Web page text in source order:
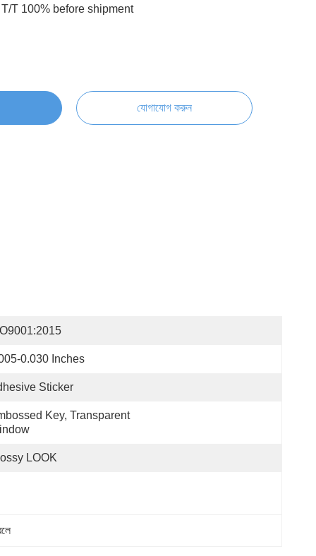
T/T 100% before shipment
যোগাযোগ করুন
0.030 Inches
Sticker
Key, Transparent
LOOK